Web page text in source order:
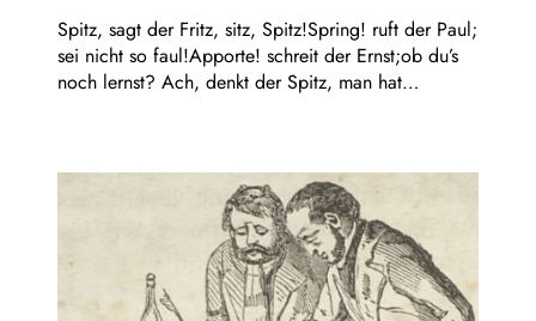
Spitz, sagt der Fritz, sitz, Spitz!Spring! ruft der Paul;
sei nicht so faul!Apporte! schreit der Ernst;ob du’s
noch lernst? Ach, denkt der Spitz, man hat…